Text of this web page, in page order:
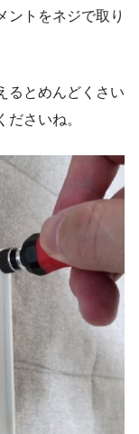
ントをネジで取り
るとめんどくさい
さいね。